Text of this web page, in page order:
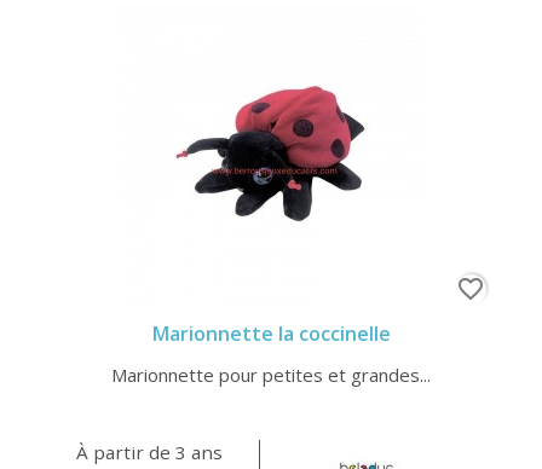
Marionnette la coccinelle
Marionnette pour petites et grandes...
À partir de 3 ans
favorite_border